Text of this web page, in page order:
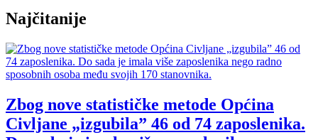
Najčitanije
Zbog nove statističke metode Općina
Civljane „izgubila” 46 od 74 zaposlenika.